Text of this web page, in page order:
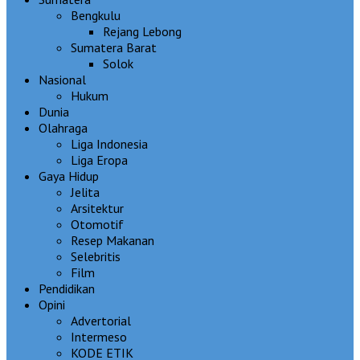
Bengkulu
Rejang Lebong
Sumatera Barat
Solok
Nasional
Hukum
Dunia
Olahraga
Liga Indonesia
Liga Eropa
Gaya Hidup
Jelita
Arsitektur
Otomotif
Resep Makanan
Selebritis
Film
Pendidikan
Opini
Advertorial
Intermeso
KODE ETIK